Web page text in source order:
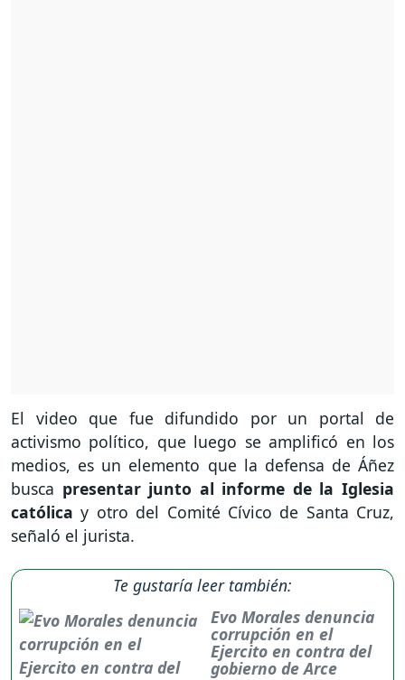
El video que fue difundido por un portal de
activismo político, que luego se amplificó en los
medios, es un elemento que la defensa de Áñez
busca presentar junto al informe de la Iglesia
católicay otro del Comité Cívico de Santa Cruz,
señaló el jurista.
Te gustaría leer también:
Evo Morales denuncia
corrupción en el
Ejercito en contra del
gobierno de Arce